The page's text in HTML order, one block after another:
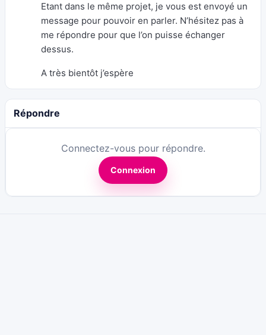
Etant dans le même projet, je vous est envoyé un
message pour pouvoir en parler. N’hésitez pas à
me répondre pour que l’on puisse échanger
dessus.
A très bientôt j’espère
Répondre
Connectez-vous pour répondre.
Connexion